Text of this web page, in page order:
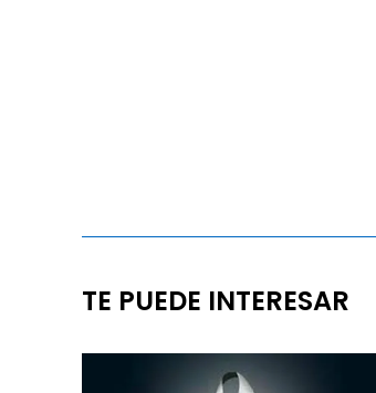
TE PUEDE INTERESAR